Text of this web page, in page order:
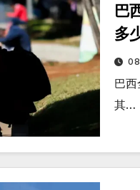
巴
多
巴西
其…